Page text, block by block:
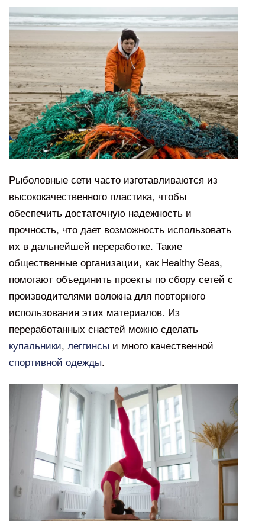
Рыболовные сети часто изготавливаются из
высококачественного пластика, чтобы
обеспечить достаточную надежность и
прочность, что дает возможность использовать
их в дальнейшей переработке. Такие
общественные организации, как Healthy Seas,
помогают объединить проекты по сбору сетей с
производителями волокна для повторного
использования этих материалов. Из
переработанных снастей можно сделать
купальники, леггинсы и много качественной
спортивной одежды.